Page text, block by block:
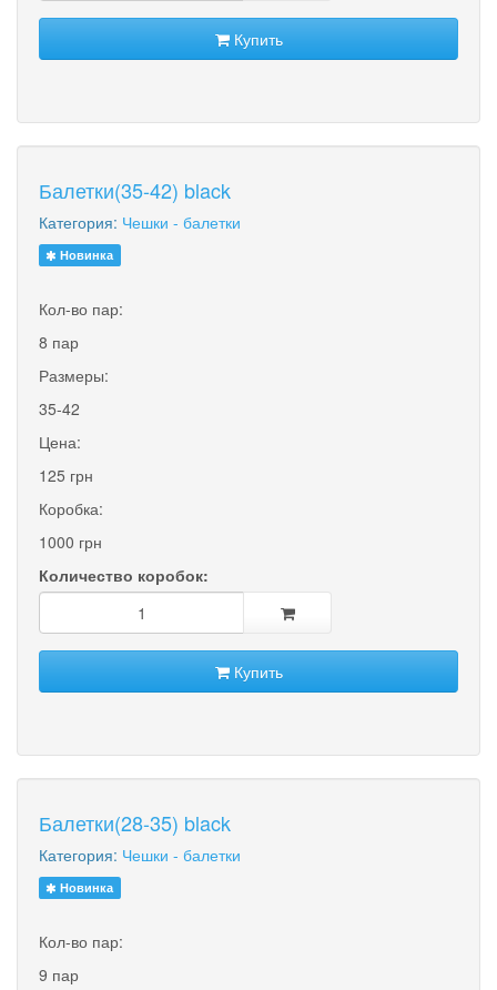
Купить
Балетки(35-42) black
Категория: Чешки - балетки
Новинка
Кол-во пар:
8 пар
Размеры:
35-42
Цена:
125 грн
Коробка:
1000 грн
Количество коробок:
Купить
Балетки(28-35) black
Категория: Чешки - балетки
Новинка
Кол-во пар:
9 пар